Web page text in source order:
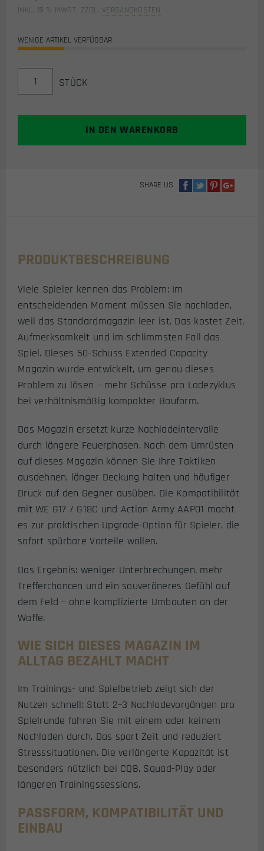
INKL. 19 % MWST. ZZGL. VERSANDKOSTEN
WENIGE ARTIKEL VERFÜGBAR
EXTENDED
CAPACITY
WE
STÜCK
IN DEN WARENKORB
SHARE US
PRODUKTBESCHREIBUNG
Viele Spieler kennen das Problem: Im
entscheidenden Moment müssen Sie nachladen,
weil das Standardmagazin leer ist. Das kostet Zeit,
Aufmerksamkeit und im schlimmsten Fall das
Spiel. Dieses 50-Schuss Extended Capacity
Magazin wurde entwickelt, um genau dieses
Problem zu lösen – mehr Schüsse pro Ladezyklus
bei verhältnismäßig kompakter Bauform.
Das Magazin ersetzt kurze Nachladeintervalle
durch längere Feuerphasen. Nach dem Umrüsten
auf dieses Magazin können Sie Ihre Taktiken
ausdehnen, länger Deckung halten und häufiger
Druck auf den Gegner ausüben. Die Kompatibilität
mit WE G17 / G18C und Action Army AAP01 macht
es zur praktischen Upgrade-Option für Spieler, die
sofort spürbare Vorteile wollen.
Das Ergebnis: weniger Unterbrechungen, mehr
Trefferchancen und ein souveräneres Gefühl auf
dem Feld – ohne komplizierte Umbauten an der
Waffe.
WIE SICH DIESES MAGAZIN IM
ALLTAG BEZAHLT MACHT
Im Trainings- und Spielbetrieb zeigt sich der
Nutzen schnell: Statt 2–3 Nachladevorgängen pro
Spielrunde fahren Sie mit einem oder keinem
Nachladen durch. Das spart Zeit und reduziert
Stresssituationen. Die verlängerte Kapazität ist
besonders nützlich bei CQB, Squad-Play oder
längeren Trainingssessions.
PASSFORM, KOMPATIBILITÄT UND
EINBAU